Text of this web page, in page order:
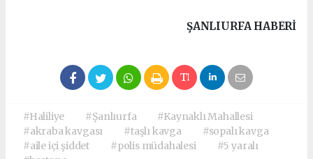
ŞANLIURFA HABERİ
#Haliliye #Şanlıurfa
#Kaynaklı Mahallesi
#akraba kavgası
#taşlı kavga
#sopalı kavga
#aile içi şiddet
#polis müdahalesi
#5 yaralı